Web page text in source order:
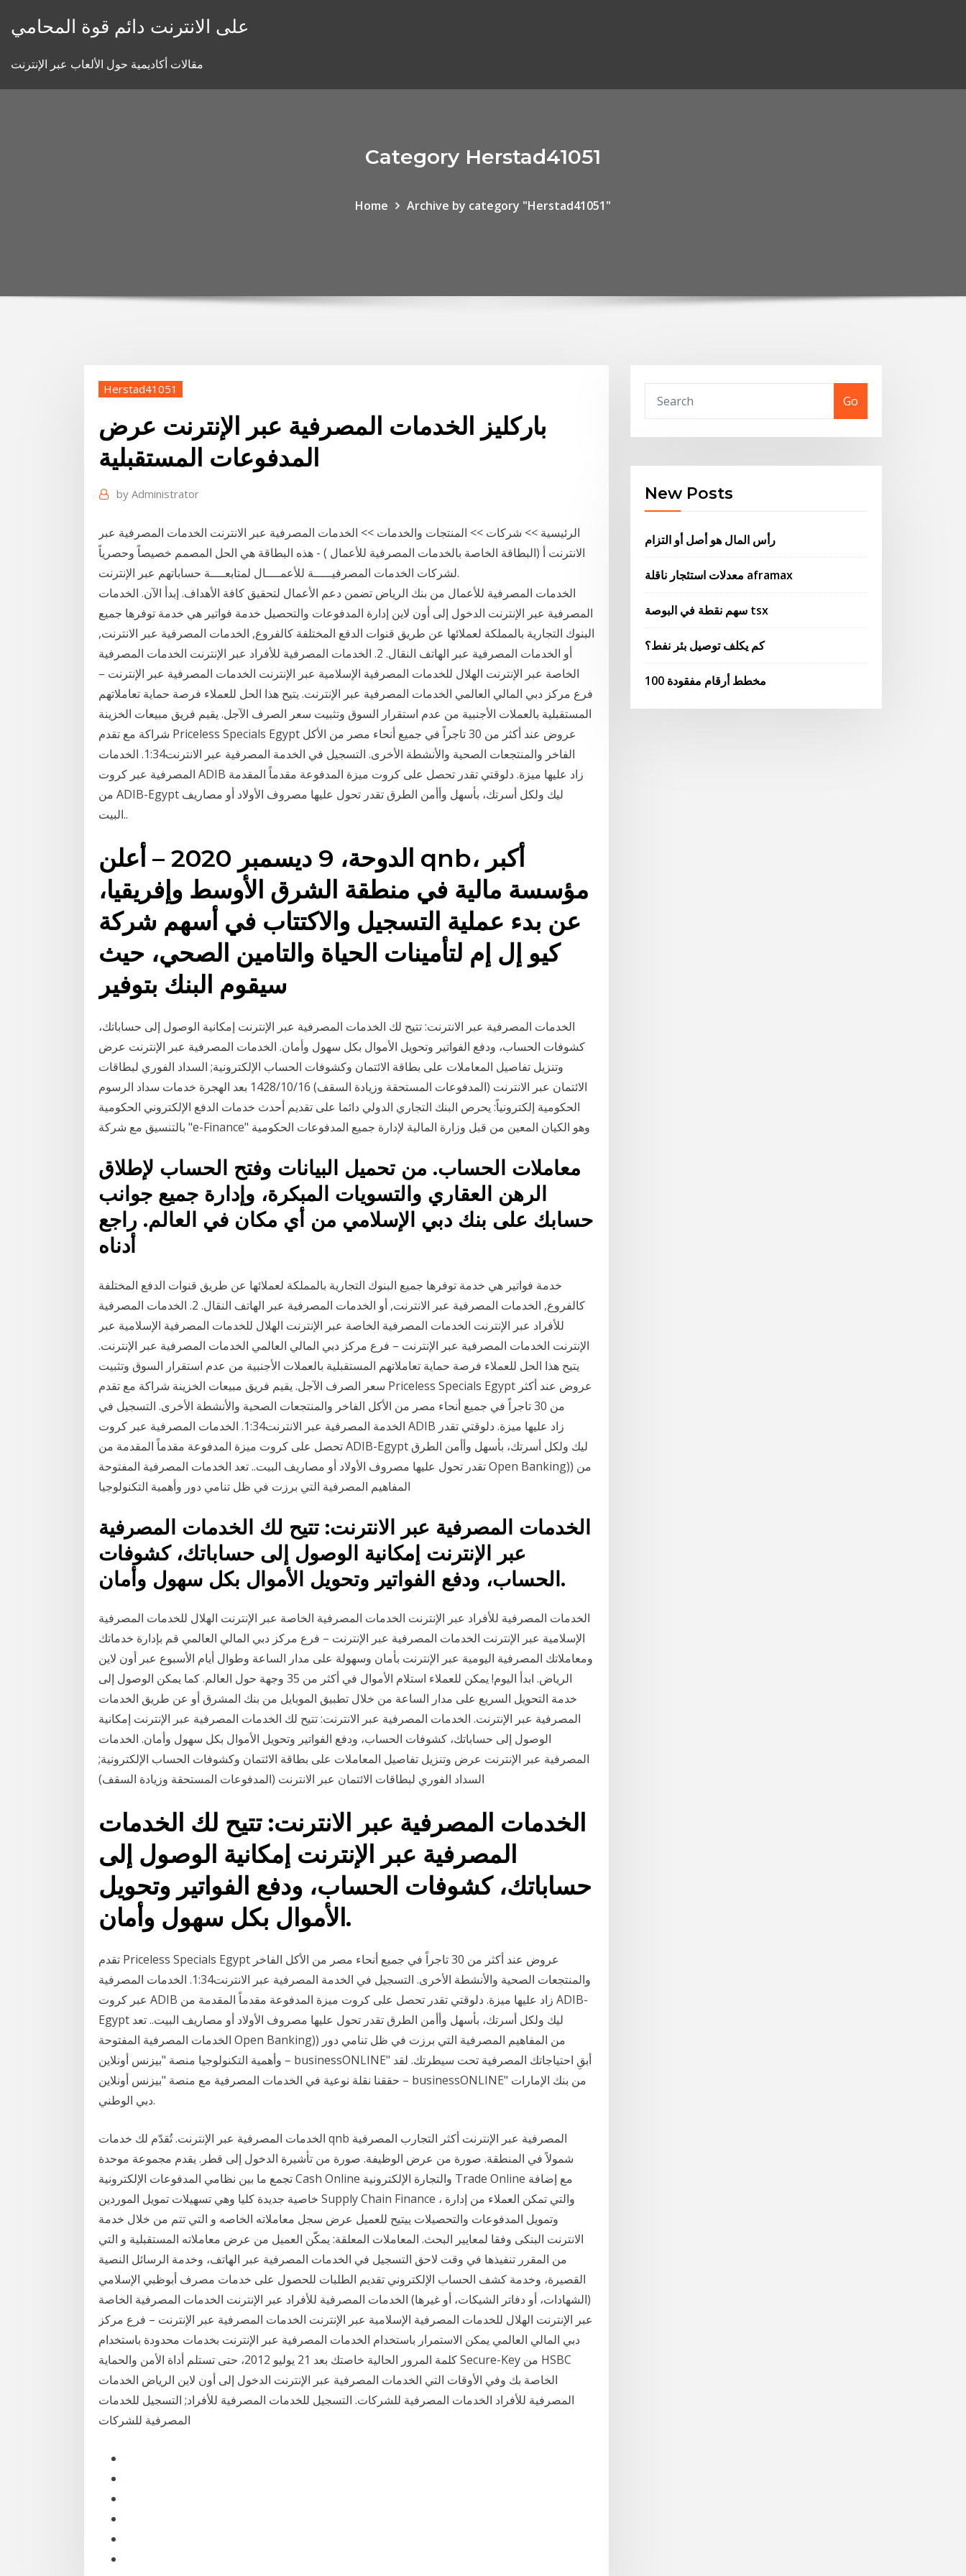
على الانترنت دائم قوة المحامي
مقالات أكاديمية حول الألعاب عبر الإنترنت
Category Herstad41051
Home Archive by category "Herstad41051"
Herstad41051
باركليز الخدمات المصرفية عبر الإنترنت عرض
المدفوعات المستقبلية
by Administrator
الرئيسية >> شركات >> المنتجات والخدمات >> الخدمات المصرفية عبر الانترنت الخدمات المصرفية عبر
الانترنت أ (البطاقة الخاصة بالخدمات المصرفية للأعمال ) - هذه البطاقة هي الحل المصمم خصيصاً وحصرياً
لشركات الخدمات المصرفيـــــة للأعمــــال لمتابعــــة حساباتهم عبر الإنترنت.
الخدمات المصرفية للأعمال من بنك الرياض تضمن دعم الأعمال لتحقيق كافة الأهداف. إبدأ الآن. الخدمات
المصرفية عبر الإنترنت الدخول إلى أون لاين إدارة المدفوعات والتحصيل خدمة فواتير هي خدمة توفرها جميع
البنوك التجارية بالمملكة لعملائها عن طريق قنوات الدفع المختلفة كالفروع, الخدمات المصرفية عبر الانترنت,
أو الخدمات المصرفية عبر الهاتف النقال. 2. الخدمات المصرفية للأفراد عبر الإنترنت الخدمات المصرفية
الخاصة عبر الإنترنت الهلال للخدمات المصرفية الإسلامية عبر الإنترنت الخدمات المصرفية عبر الإنترنت –
فرع مركز دبي المالي العالمي الخدمات المصرفية عبر الإنترنت. يتيح هذا الحل للعملاء فرصة حماية تعاملاتهم
المستقبلية بالعملات الأجنبية من عدم استقرار السوق وتثبيت سعر الصرف الآجل. يقيم فريق مبيعات الخزينة
شراكة مع تقدم Priceless Specials Egypt عروض عند أكثر من 30 تاجراً في جميع أنحاء مصر من الأكل
الفاخر والمنتجعات الصحية والأنشطة الأخرى. التسجيل في الخدمة المصرفية عبر الانترنت1:34. الخدمات
المصرفية عبر كروت ADIB زاد عليها ميزة. دلوقتي تقدر تحصل على كروت ميزة المدفوعة مقدماً المقدمة
من ADIB-Egypt ليك ولكل أسرتك، بأسهل وأأمن الطرق تقدر تحول عليها مصروف الأولاد أو مصاريف
البيت..
الدوحة، 9 ديسمبر 2020 – أعلن qnb، أكبر
مؤسسة مالية في منطقة الشرق الأوسط وإفريقيا،
عن بدء عملية التسجيل والاكتتاب في أسهم شركة
كيو إل إم لتأمينات الحياة والتامين الصحي، حيث
سيقوم البنك بتوفير
الخدمات المصرفية عبر الانترنت: تتيح لك الخدمات المصرفية عبر الإنترنت إمكانية الوصول إلى حساباتك،
كشوفات الحساب، ودفع الفواتير وتحويل الأموال بكل سهول وأمان. الخدمات المصرفية عبر الإنترنت عرض
وتنزيل تفاصيل المعاملات على بطاقة الائتمان وكشوفات الحساب الإلكترونية; السداد الفوري لبطاقات
الائتمان عبر الانترنت (المدفوعات المستحقة وزيادة السقف) 16‏‏/10‏‏/1428 بعد الهجرة خدمات سداد الرسوم
الحكومية إلكترونياً: يحرص البنك التجاري الدولي دائما على تقديم أحدث خدمات الدفع الإلكتروني الحكومية
بالتنسيق مع شركة "e-Finance" وهو الكيان المعين من قبل وزارة المالية لإدارة جميع المدفوعات الحكومية
معاملات الحساب. من تحميل البيانات وفتح الحساب لإطلاق
الرهن العقاري والتسويات المبكرة، وإدارة جميع جوانب
حسابك على بنك دبي الإسلامي من أي مكان في العالم. راجع
خدمة فواتير هي خدمة توفرها جميع البنوك التجارية بالمملكة لعملائها عن طريق قنوات الدفع المختلفة
كالفروع, الخدمات المصرفية عبر الانترنت, أو الخدمات المصرفية عبر الهاتف النقال. 2. الخدمات المصرفية
للأفراد عبر الإنترنت الخدمات المصرفية الخاصة عبر الإنترنت الهلال للخدمات المصرفية الإسلامية عبر
الإنترنت الخدمات المصرفية عبر الإنترنت – فرع مركز دبي المالي العالمي الخدمات المصرفية عبر الإنترنت.
يتيح هذا الحل للعملاء فرصة حماية تعاملاتهم المستقبلية بالعملات الأجنبية من عدم استقرار السوق وتثبيت
سعر الصرف الآجل. يقيم فريق مبيعات الخزينة شراكة مع تقدم Priceless Specials Egypt عروض عند أكثر
من 30 تاجراً في جميع أنحاء مصر من الأكل الفاخر والمنتجعات الصحية والأنشطة الأخرى. التسجيل في
الخدمة المصرفية عبر الانترنت1:34. الخدمات المصرفية عبر كروت ADIB زاد عليها ميزة. دلوقتي تقدر
تحصل على كروت ميزة المدفوعة مقدماً المقدمة من ADIB-Egypt ليك ولكل أسرتك، بأسهل وأأمن الطرق
تقدر تحول عليها مصروف الأولاد أو مصاريف البيت.. تعد الخدمات المصرفية المفتوحة Open Banking)) من
المفاهيم المصرفية التي برزت في ظل تنامي دور وأهمية التكنولوجيا
الخدمات المصرفية عبر الانترنت: تتيح لك الخدمات المصرفية
عبر الإنترنت إمكانية الوصول إلى حساباتك، كشوفات
الحساب، ودفع الفواتير وتحويل الأموال بكل سهول وأمان.
الخدمات المصرفية للأفراد عبر الإنترنت الخدمات المصرفية الخاصة عبر الإنترنت الهلال للخدمات المصرفية
الإسلامية عبر الإنترنت الخدمات المصرفية عبر الإنترنت – فرع مركز دبي المالي العالمي قم بإدارة خدماتك
ومعاملاتك المصرفية اليومية عبر الإنترنت بأمان وسهولة على مدار الساعة وطوال أيام الأسبوع عبر أون لاين
الرياض. ابدأ اليوم! يمكن للعملاء استلام الأموال في أكثر من 35 وجهة حول العالم. كما يمكن الوصول إلى
خدمة التحويل السريع على مدار الساعة من خلال تطبيق الموبايل من بنك المشرق أو عن طريق الخدمات
المصرفية عبر الإنترنت. الخدمات المصرفية عبر الانترنت: تتيح لك الخدمات المصرفية عبر الإنترنت إمكانية
الوصول إلى حساباتك، كشوفات الحساب، ودفع الفواتير وتحويل الأموال بكل سهول وأمان. الخدمات
المصرفية عبر الإنترنت عرض وتنزيل تفاصيل المعاملات على بطاقة الائتمان وكشوفات الحساب الإلكترونية;
السداد الفوري لبطاقات الائتمان عبر الانترنت (المدفوعات المستحقة وزيادة السقف)
الخدمات المصرفية عبر الانترنت: تتيح لك الخدمات
المصرفية عبر الإنترنت إمكانية الوصول إلى
حساباتك، كشوفات الحساب، ودفع الفواتير وتحويل
الأموال بكل سهول وأمان.
تقدم Priceless Specials Egypt عروض عند أكثر من 30 تاجراً في جميع أنحاء مصر من الأكل الفاخر
والمنتجعات الصحية والأنشطة الأخرى. التسجيل في الخدمة المصرفية عبر الانترنت1:34. الخدمات المصرفية
عبر كروت ADIB زاد عليها ميزة. دلوقتي تقدر تحصل على كروت ميزة المدفوعة مقدماً المقدمة من ADIB-
Egypt ليك ولكل أسرتك، بأسهل وأأمن الطرق تقدر تحول عليها مصروف الأولاد أو مصاريف البيت.. تعد
الخدمات المصرفية المفتوحة Open Banking)) من المفاهيم المصرفية التي برزت في ظل تنامي دور
وأهمية التكنولوجيا منصة "بيزنس أونلاين – businessONLINE" أبقِ احتياجاتك المصرفية تحت سيطرتك. لقد
حققنا نقلة نوعية في الخدمات المصرفية مع منصة "بيزنس أونلاين – businessONLINE" من بنك الإمارات
دبي الوطني.
الخدمات المصرفية عبر الإنترنت. تُقدّم لك خدمات qnb المصرفية عبر الإنترنت أكثر التجارب المصرفية
شمولاً في المنطقة. صورة من عرض الوظيفة. صورة من تأشيرة الدخول إلى قطر. يقدم مجموعة موحدة
تجمع ما بين نظامي المدفوعات الإلكترونية Cash Online والتجارة الإلكترونية Trade Online مع إضافة
خاصية جديدة كليا وهي تسهيلات تمويل الموردين Supply Chain Finance ، والتي تمكن العملاء من إدارة
وتمويل المدفوعات والتحصيلات ييتيح للعميل عرض سجل معاملاته الخاصه و التي تتم من خلال خدمة
الانترنت البنكى وفقا لمعايير البحث. المعاملات المعلقة: يمكّن العميل من عرض معاملاته المستقبلية و التي
من المقرر تنفيذها في وقت لاحق التسجيل في الخدمات المصرفية عبر الهاتف، وخدمة الرسائل النصية
القصيرة، وخدمة كشف الحساب الإلكتروني تقديم الطلبات للحصول على خدمات مصرف أبوظبي الإسلامي
(الشهادات، أو دفاتر الشيكات، أو غيرها) الخدمات المصرفية للأفراد عبر الإنترنت الخدمات المصرفية الخاصة
عبر الإنترنت الهلال للخدمات المصرفية الإسلامية عبر الإنترنت الخدمات المصرفية عبر الإنترنت – فرع مركز
دبي المالي العالمي يمكن الاستمرار باستخدام الخدمات المصرفية عبر الإنترنت بخدمات محدودة باستخدام
كلمة المرور الحالية خاصتك بعد 21 يوليو 2012، حتى تستلم أداة الأمن والحماية Secure-Key من HSBC
الخاصة بك وفي الأوقات التي الخدمات المصرفية عبر الإنترنت الدخول إلى أون لاين الرياض الخدمات
المصرفية للأفراد الخدمات المصرفية للشركات. التسجيل للخدمات المصرفية للأفراد; التسجيل للخدمات
المصرفية للشركات
Go
New Posts
رأس المال هو أصل أو التزام
معدلات استئجار ناقلة aframax
سهم نقطة في البوصة tsx
كم يكلف توصيل بئر نفط؟
100 مخطط أرقام مفقودة